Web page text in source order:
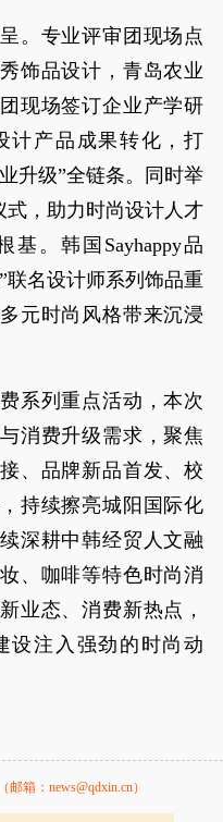
。专业评审团现场点
饰品设计，青岛农业
现场签订企业产学研
计产品成果转化，打
升级”全链条。同时举
式，助力时尚设计人才
。韩国Sayhappy品
联名设计师系列饰品重
元时尚风格带来沉浸
系列重点活动，本次
消费升级需求，聚焦
、品牌新品首发、校
持续擦亮城阳国际化
深耕中韩经贸人文融
、咖啡等特色时尚消
业态、消费新热点，
设注入强劲的时尚动
箱：news@qdxin.cn）